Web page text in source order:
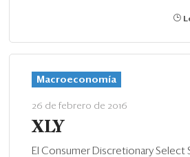
Macroeconomía
26 de febrero de 2016
XLY
El Consumer Discretionary Select